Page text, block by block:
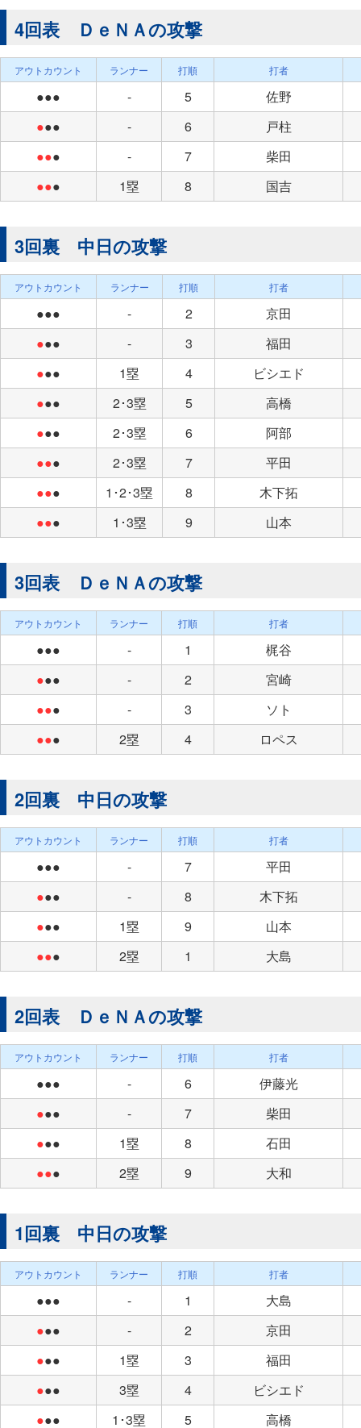
4回表 ＤｅＮＡの攻撃
アウトカウント ランナー 打順 打者
●●● - 5
佐野
●●● - 6
戸柱
●●● - 7
柴田
●●● 1塁 8 国吉
3回裏 中日の攻撃
アウトカウント ランナー 打順 打者
●●● - 2
京田
●●● - 3
福田
●●● 1塁 4
ビシエド
●●● 2･3塁 5
高橋
●●● 2･3塁 6
阿部
●●● 2･3塁 7
平田
●●● 1･2･3塁 8
木下拓
●●● 1･3塁 9 山本
3回表 ＤｅＮＡの攻撃
アウトカウント ランナー 打順 打者
●●● - 1
梶谷
●●● - 2
宮崎
●●● - 3
ソト
●●● 2塁 4 ロペス
2回裏 中日の攻撃
アウトカウント ランナー 打順 打者
●●● - 7
平田
●●● - 8
木下拓
●●● 1塁 9
山本
●●● 2塁 1 大島
2回表 ＤｅＮＡの攻撃
アウトカウント ランナー 打順 打者
●●● - 6
伊藤光
●●● - 7
柴田
●●● 1塁 8
石田
●●● 2塁 9 大和
1回裏 中日の攻撃
アウトカウント ランナー 打順 打者
●●● - 1
大島
●●● - 2
京田
●●● 1塁 3
福田
●●● 3塁 4
ビシエド
●●● 1･3塁 5
高橋